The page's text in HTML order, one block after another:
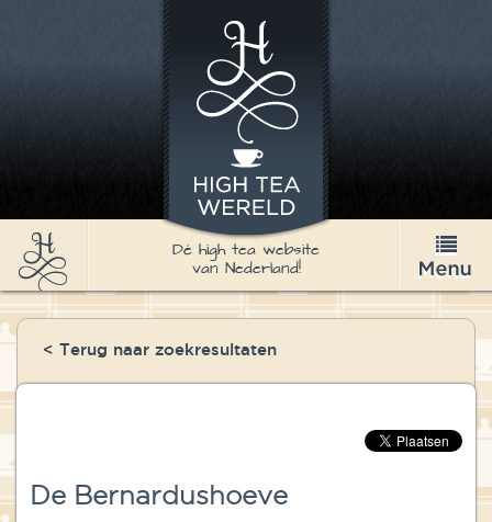
High Tea
Recepten
Dé high tea website
van Nederland!
< Terug naar zoekresultaten
De Bernardushoeve